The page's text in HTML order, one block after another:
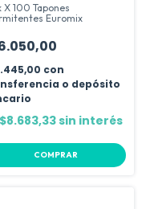
X 100 Tapones
Euromix
con
o depósito
$8.683,33sin interés